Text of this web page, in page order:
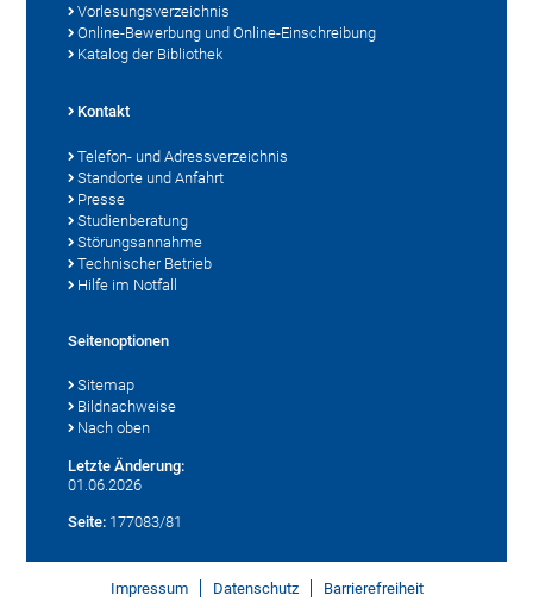
Vorlesungsverzeichnis
Online-Bewerbung und Online-Einschreibung
Katalog der Bibliothek
Kontakt
Telefon- und Adressverzeichnis
Standorte und Anfahrt
Presse
Studienberatung
Störungsannahme
Technischer Betrieb
Hilfe im Notfall
Seitenoptionen
Sitemap
Bildnachweise
Nach oben
Letzte Änderung:
01.06.2026
Seite: 177083/81
Impressum Datenschutz Barrierefreiheit